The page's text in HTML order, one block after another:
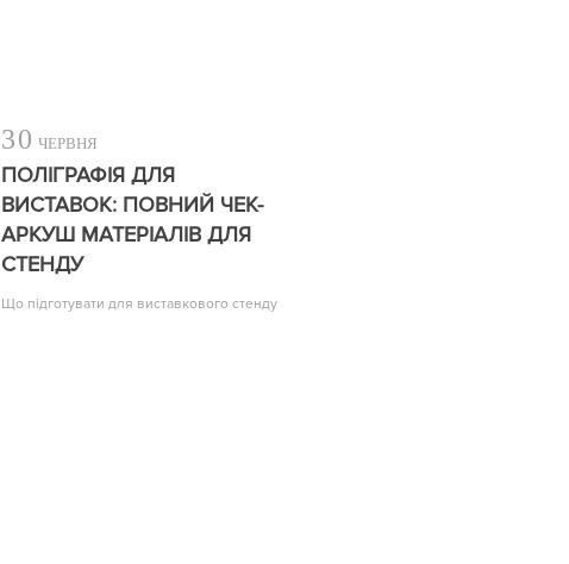
30 ЧЕРВНЯ
ПОЛІГРАФІЯ ДЛЯ
ВИСТАВОК: ПОВНИЙ ЧЕК-
АРКУШ МАТЕРІАЛІВ ДЛЯ
СТЕНДУ
Що підготувати для виставкового стенду